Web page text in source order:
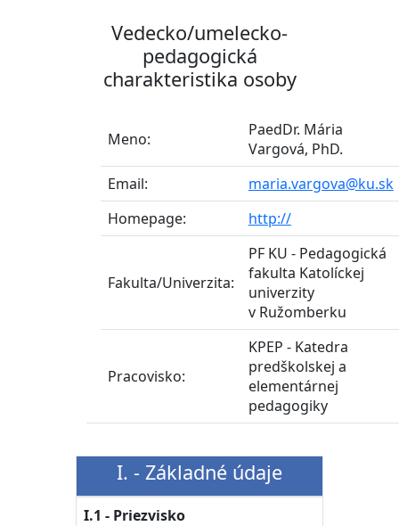
Vedecko/umelecko-
pedagogická
charakteristika osoby
Meno:
PaedDr. Mária
Vargová, PhD.
Email:
maria.vargova@ku.sk
Homepage:
http://
Fakulta/Univerzita:
PF KU - Pedagogická
fakulta Katolíckej
univerzity
v Ružomberku
Pracovisko:
KPEP - Katedra
predškolskej a
elementárnej
pedagogiky
I. - Základné údaje
I.1 - Priezvisko